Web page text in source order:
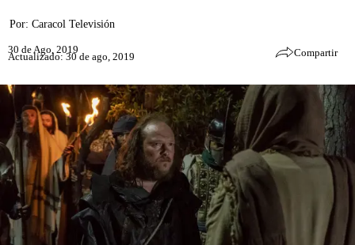
Por: Caracol Televisión
30 de Ago, 2019
Actualizado: 30 de ago, 2019 Compartir